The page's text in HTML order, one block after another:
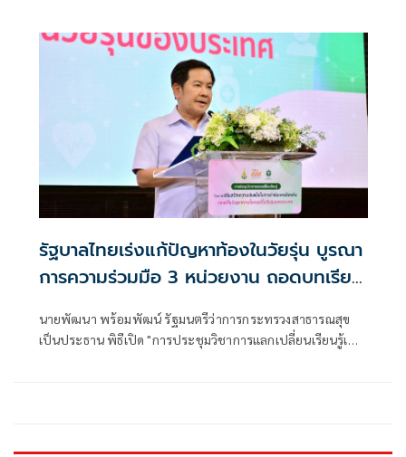
ดูแลสุขภาพ สุขอนามัย และสุขาภิบาลให้กับประชาชนในศูนย์
รัฐบาลไทยเร่งแก้ปัญหาท้องในวัยรุ่น บูรณา
การความร่วมมือ 3 หน่วยงาน ถอดบทเรียน
แข็งในระดับพื้นพื้นที่
นายพัฒนา พร้อมพัฒน์ รัฐมนตรีว่าการกระทรวงสาธารณสุข
เป็นประธาน พิธีเปิด "การประชุมวิชาการแลกเปลี่ยนเรียนรู้เพื่อ